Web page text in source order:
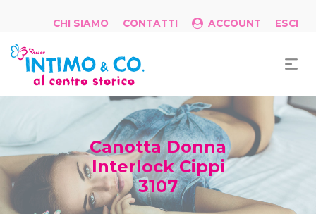
CHI SIAMO CONTATTI ACCOUNT ESCI
Canotta Donna
Interlock Cippi
3107